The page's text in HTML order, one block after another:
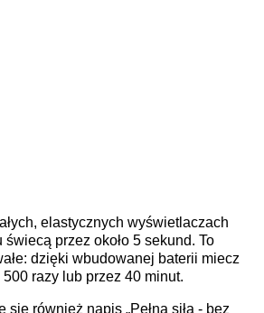
elastycznych wyświetlaczach
przez około 5 sekund. To
dzięki wbudowanej baterii miecz
razy lub przez 40 minut.
również napis „Pełna siła - bez